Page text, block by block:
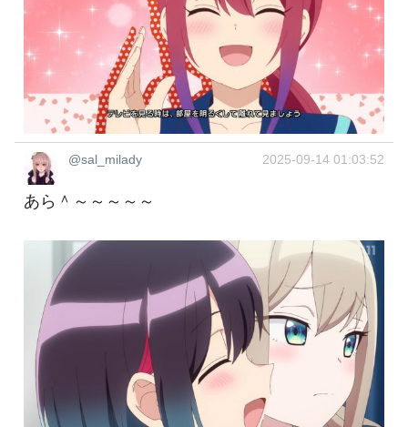
@sal_milady 2025-09-14 01:03:52
あら＾～～～～～